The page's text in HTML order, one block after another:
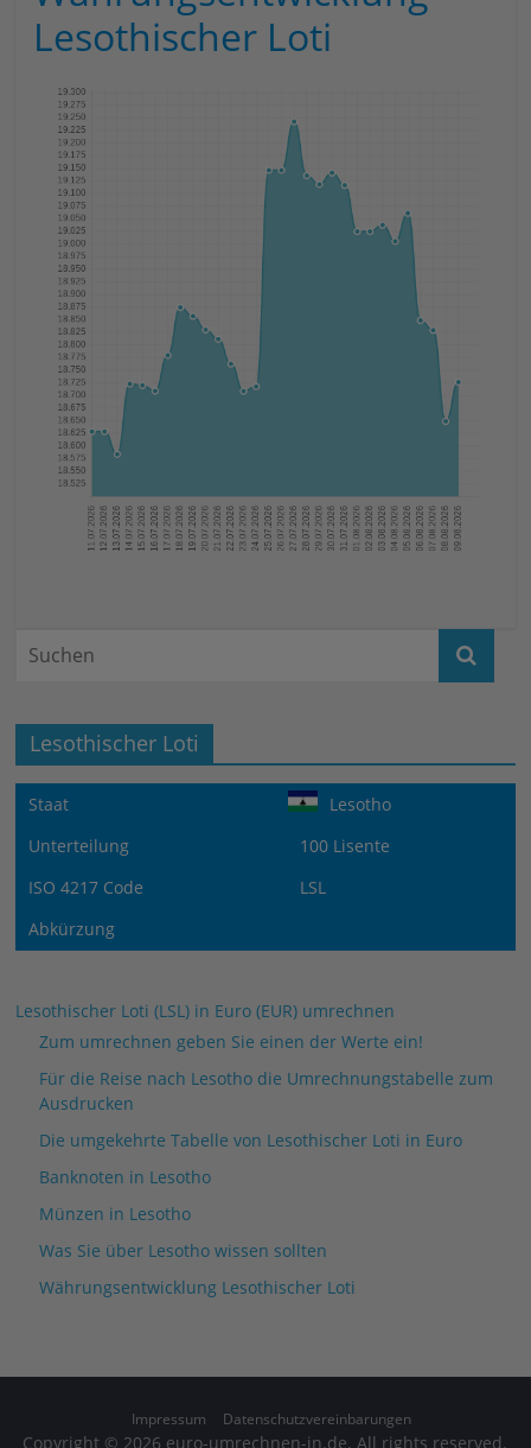
Lesothischer Loti
Lesothischer Loti
Staat
Lesotho
Unterteilung
100 Lisente
ISO 4217 Code
LSL
Abkürzung
Lesothischer Loti (LSL) in Euro (EUR) umrechnen
Zum umrechnen geben Sie einen der Werte ein!
Für die Reise nach Lesotho die Umrechnungstabelle zum
Ausdrucken
Die umgekehrte Tabelle von Lesothischer Loti in Euro
Banknoten in Lesotho
Münzen in Lesotho
Was Sie über Lesotho wissen sollten
Währungsentwicklung Lesothischer Loti
Impressum Datenschutzvereinbarungen
Copyright © 2026 euro-umrechnen-in.de. All rights reserved.